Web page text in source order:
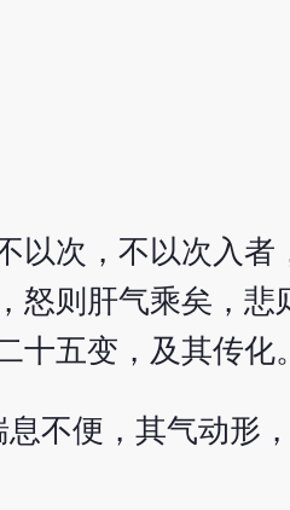
以次，不以次入
怒则肝气乘矣，悲
五变，及其传化
不便，其气动形